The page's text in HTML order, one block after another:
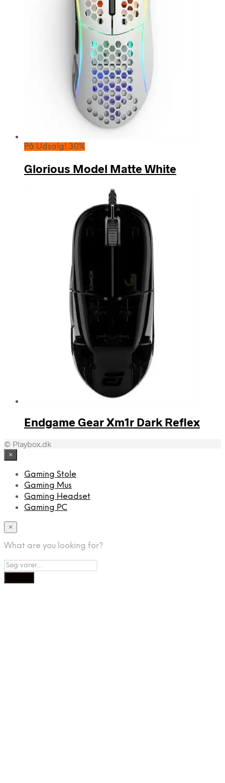
På Udsalg! 30%
Glorious Model Matte White
Endgame Gear Xm1r Dark Reflex
© Playbox.dk
×
Gaming Stole
Gaming Mus
Gaming Headset
Gaming PC
×
What are you looking for?